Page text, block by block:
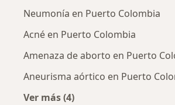
Neumonía en Puerto Colombia
Acné en Puerto Colombia
Amenaza de aborto en Puerto
Aneurisma aórtico en Puerto
Ver más (4)